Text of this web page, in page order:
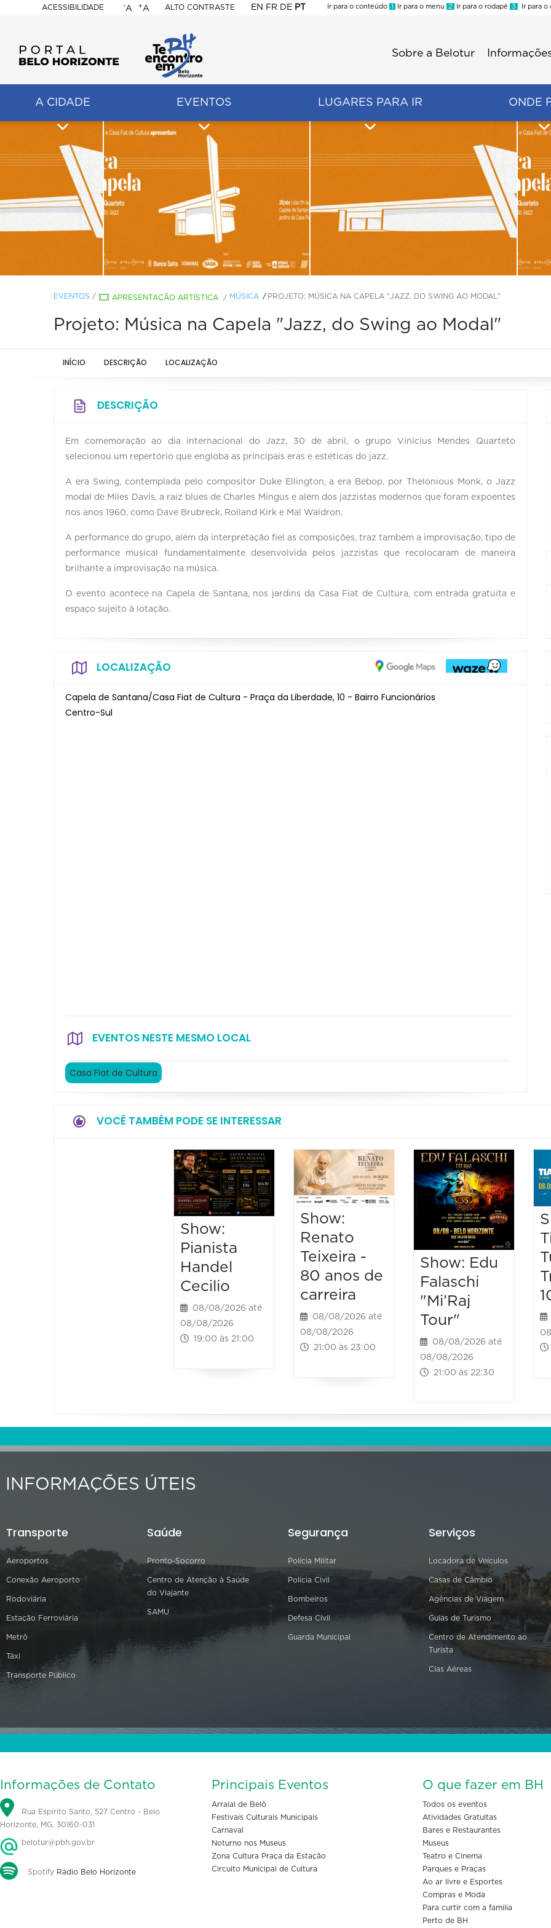
ACESSIBILIDADE
BELO
HORIZONTE
-A +A ALTO CONTRASTE EN FR DE PT
Ir para o conteúdo 1 Ir para o menu 2 Ir para o rodapé 3 Ir para o
Sobre a Belotur
A CIDADE EVENTOS LUGARES PARA IR ONDE
EVENTOS / APRESENTAÇÃO ARTÍSTICA / MÚSICA PROJETO: MÚSICA NA CAPELA "JAZZ, DO SWING AO MODAL"
Projeto: Música na Capela "Jazz, do Swing ao Modal"
INÍCIO DESCRIÇÃO LOCALIZAÇÃO
DESCRIÇÃO
Em comemoração ao dia internacional do Jazz, 30 de abril, o grupo Vinícius Mendes Quarteto
selecionou um repertório que engloba as principais eras e estéticas do jazz.
A era Swing, contemplada pelo compositor Duke Ellington, a era Bebop, por Thelonious Monk, o Jazz
modal de Miles Davis, a raiz blues de Charles Mingus e além dos jazzistas modernos que foram expoentes
nos anos 1960, como Dave Brubreck, Rolland Kirk e Mal Waldron.
A performance do grupo, além da interpretação fiel as composições, traz também a improvisação, tipo de
performance musical fundamentalmente desenvolvida pelos jazzistas que recolocaram de maneira
brilhante a improvisação na música.
O evento acontece na Capela de Santana, nos jardins da Casa Fiat de Cultura, com entrada gratuita e
espaço sujeito à lotação.
LOCALIZAÇÃO
Capela de Santana/Casa Fiat de Cultura - Praça da Liberdade, 10 - Bairro Funcionários
Centro-Sul
EVENTOS NESTE MESMO LOCAL
Casa Fiat de Cultura
VOCÊ TAMBÉM PODE SE INTERESSAR
Show:
Pianista
Handel
Cecilio
08/08/2026 até
08/08/2026
19:00 às 21:00
Show:
Renato
Teixeira -
80 anos de
carreira
08/08/2026 até
08/08/2026
21:00 às 23:00
Show: Edu
Falaschi
"Mi’Raj
Tour"
08/08/2026 até
08/08/2026
21:00 às 22:30
INFORMAÇÕES ÚTEIS
Transporte
Aeroportos
Conexão Aeroporto
Rodoviária
Estação Ferroviária
Metrô
Táxi
Transporte Público
Saúde
Pronto-Socorro
Centro de Atenção à Saúde
do Viajante
SAMU
Segurança
Polícia Militar
Polícia Civil
Bombeiros
Defesa Civil
Guarda Municipal
Serviços
Locadora de Veículos
Casas de Câmbio
Agências de Viagem
Guias de Turismo
Centro de Atendimento ao
Turista
Cias Aéreas
Informações de Contato
Rua Espírito Santo, 527 Centro - Belo
Horizonte, MG, 30160-031
belotur@pbh.gov.br
Spotify Rádio Belo Horizonte
Principais Eventos
Arraial de Belô
Festivais Culturais Municipais
Carnaval
Noturno nos Museus
Zona Cultura Praça da Estação
Circuito Municipal de Cultura
O que fazer em BH
Todos os eventos
Atividades Gratuitas
Bares e Restaurantes
Museus
Teatro e Cinema
Parques e Praças
Ao ar livre e Esportes
Compras e Moda
Para curtir com a familia
Perto de BH